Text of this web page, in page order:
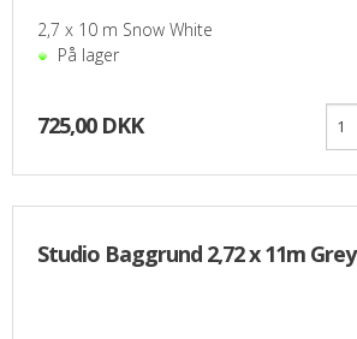
2,7 x 10 m Snow White
På lager
725,00 DKK
Studio Baggrund 2,72 x 11m Grey